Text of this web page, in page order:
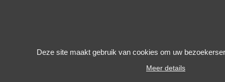
Deze site maakt gebruik van cookies om uw
Meer details